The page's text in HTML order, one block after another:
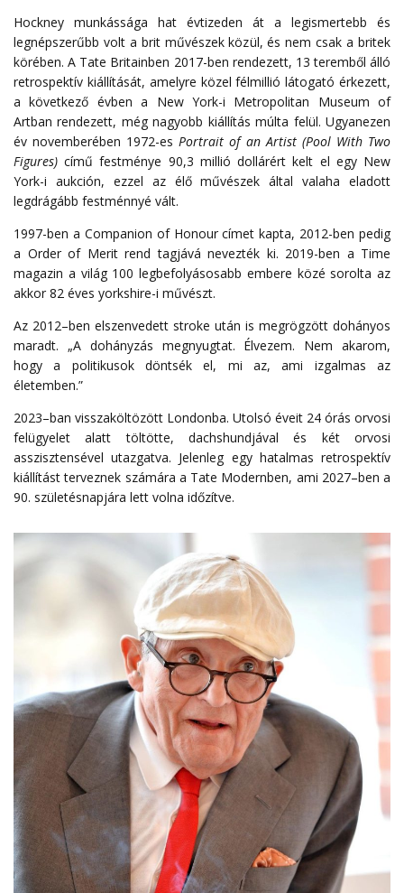
Hockney munkássága hat évtizeden át a legismertebb és
legnépszerűbb volt a brit művészek közül, és nem csak a britek
körében. A Tate Britainben 2017-ben rendezett, 13 teremből álló
retrospektív kiállítását, amelyre közel félmillió látogató érkezett,
a következő évben a New York-i Metropolitan Museum of
Artban rendezett, még nagyobb kiállítás múlta felül. Ugyanezen
év novemberében 1972-esPortrait of an Artist (Pool With Two
Figures) című festménye 90,3 millió dollárért kelt el egy New
York-i aukción, ezzel az élő művészek által valaha eladott
legdrágább festménnyé vált.
1997-ben a Companion of Honour címet kapta, 2012-ben pedig
a Order of Merit rend tagjává nevezték ki. 2019-ben a Time
magazin a világ 100 legbefolyásosabb embere közé sorolta az
akkor 82 éves yorkshire-i művészt.
Az 2012–ben elszenvedett stroke után is megrögzött dohányos
maradt. „A dohányzás megnyugtat. Élvezem. Nem akarom,
hogy
a politikusok döntsék el, mi az,ami izgalmas
az
életemben.”
2023–ban visszaköltözött Londonba. Utolsó éveit 24 órás orvosi
felügyelet
alatt töltötte,dachshundjával és két
orvosi
asszisztensével utazgatva. Jelenleg egy hatalmas retrospektív
kiállítást terveznek számára a Tate Modernben, ami 2027–ben a
90. születésnapjára lett volna időzítve.